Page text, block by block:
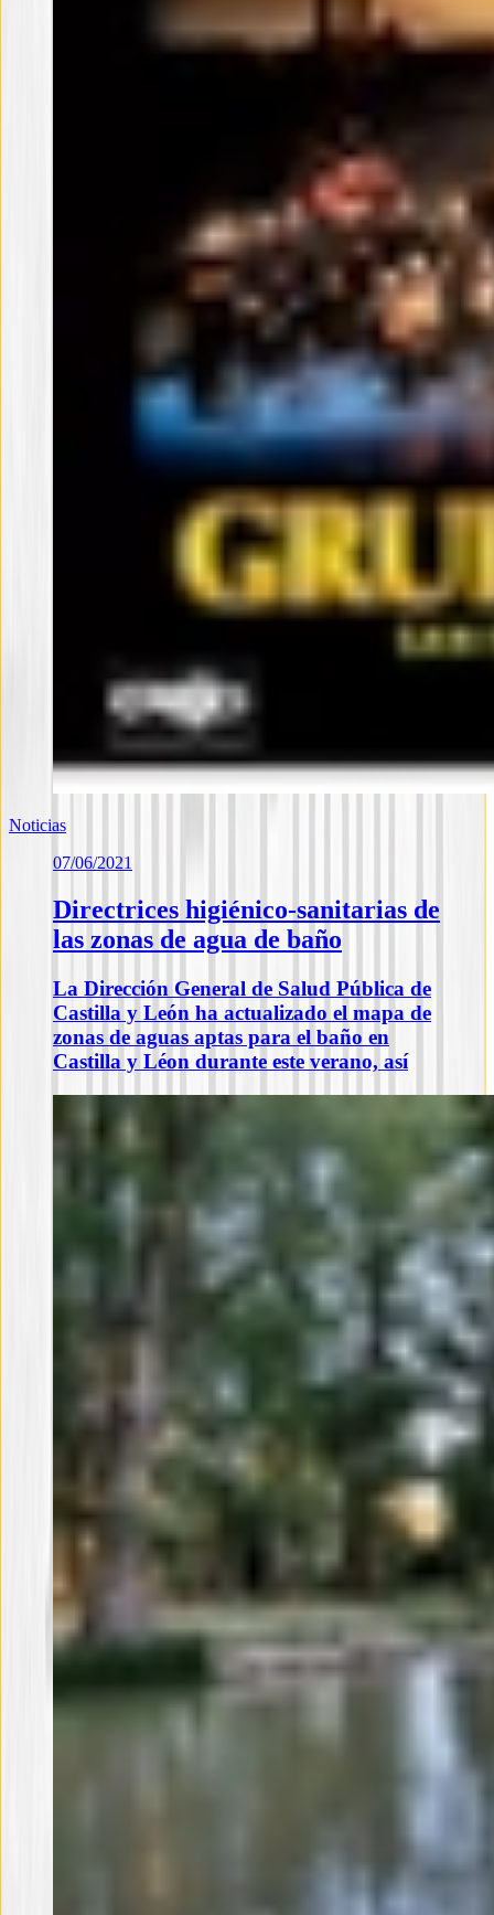
Noticias
07/06/2021
Directrices higiénico-sanitarias de
las zonas de agua de baño
La Dirección General de Salud Pública de
Castilla y León ha actualizado el mapa de
zonas de aguas aptas para el baño en
Castilla y Léon durante este verano, así